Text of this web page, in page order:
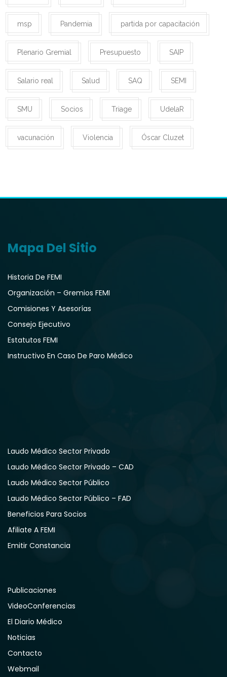
msp Pandemia partida por capacitación
Plenario Gremial Presupuesto SAIP
Salario real Salud SAQ SEMI
SMU Socios Triage UdelaR
vacunación Violencia Óscar Cluzet
Mapa Del Sitio
Historia De FEMI
Organización – Gremios FEMI
Comisiones Y Asesorías
Consejo Ejecutivo
Estatutos FEMI
Instructivo En Caso De Paro Médico
Laudo Médico Sector Privado
Laudo Médico Sector Privado – CAD
Laudo Médico Sector Público
Laudo Médico Sector Público – FAD
Beneficios Para Socios
Afiliate A FEMI
Emitir Constancia
Publicaciones
VideoConferencias
El Diario Médico
Noticias
Contacto
Webmail